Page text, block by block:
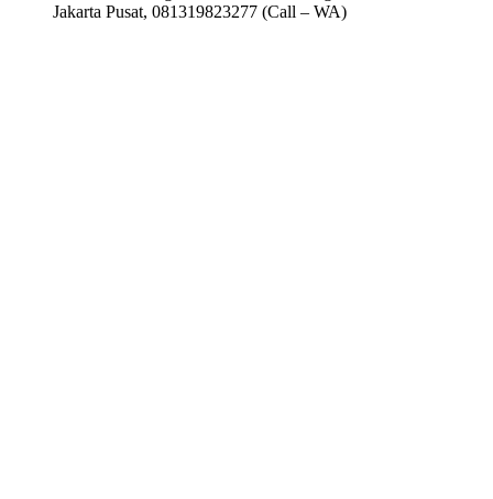
Jakarta Pusat, 081319823277 (Call – WA)